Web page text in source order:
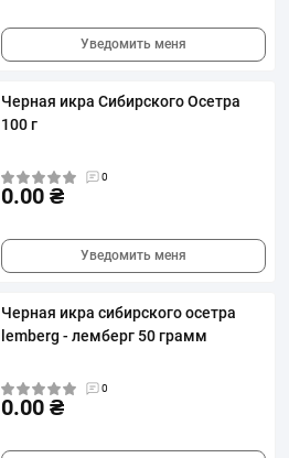
Уведомить меня
Черная икра Сибирского Осетра
100 г
0
0.00 ₴
Уведомить меня
Черная икра сибирского осетра
lemberg - лемберг 50 грамм
0
0.00 ₴